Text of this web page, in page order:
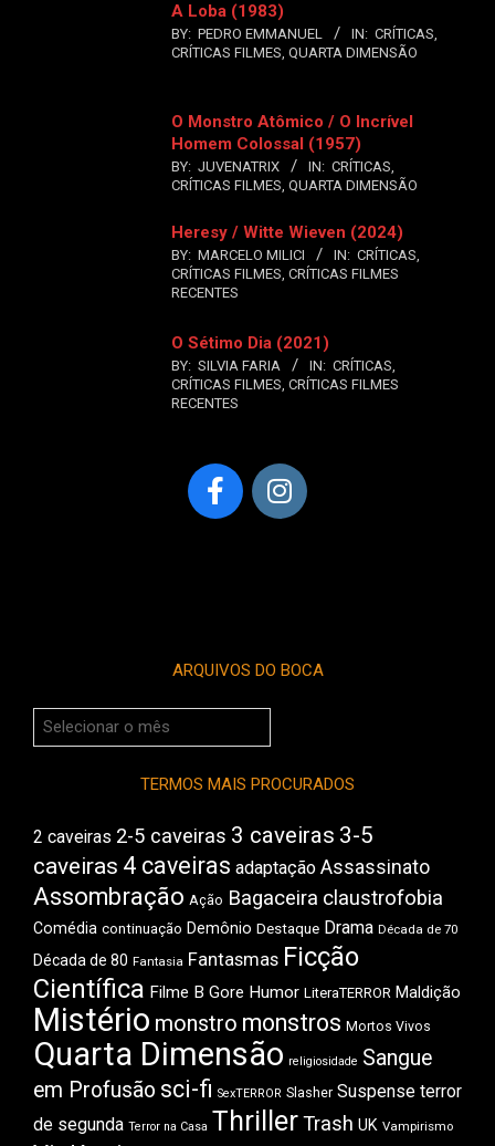
A Loba (1983)
BY: PEDRO EMMANUEL IN: CRÍTICAS,
CRÍTICAS FILMES, QUARTA DIMENSÃO
O Monstro Atômico / O Incrível
Homem Colossal (1957)
BY: JUVENATRIX IN: CRÍTICAS,
CRÍTICAS FILMES, QUARTA DIMENSÃO
Heresy / Witte Wieven (2024)
BY: MARCELO MILICI IN: CRÍTICAS,
CRÍTICAS FILMES, CRÍTICAS FILMES
RECENTES
O Sétimo Dia (2021)
BY: SILVIA FARIA IN: CRÍTICAS,
CRÍTICAS FILMES, CRÍTICAS FILMES
RECENTES
ARQUIVOS DO BOCA
Arquivos
do
TERMOS MAIS PROCURADOS
2 caveiras 2-5 caveiras 3 caveiras 3-5
caveiras 4 caveiras adaptação Assassinato
Assombração Ação Bagaceira claustrofobia
Comédia continuação Demônio Destaque Drama Década de 70
Década de 80 Fantasia Fantasmas Ficção
Científica Filme B Gore Humor LiteraTERROR Maldição
Mistério monstro monstros Mortos Vivos
Quarta Dimensão religiosidade Sangue
em Profusão sci-fi SexTERROR Slasher Suspense terror
de segunda Terror na Casa ThrillerTrash UK Vampirismo